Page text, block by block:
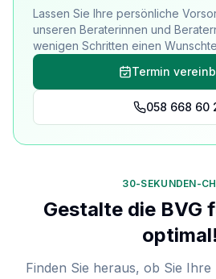
Lassen Sie Ihre persönliche
unseren Beraterinnen und
wenigen Schritten einen
Termin
058 668 60
30-SEKUNDEN-
Gestalte die BVG
optimal!
Finden Sie heraus, ob Sie